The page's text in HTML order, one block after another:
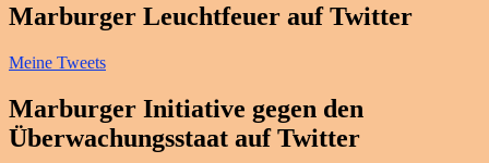
Marburger Leuchtfeuer auf Twitter
Meine Tweets
Marburger Initiative gegen den
Überwachungsstaat auf Twitter